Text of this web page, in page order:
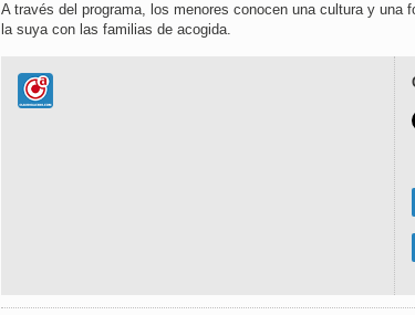
A través del programa, los menores conocen una cultura y una
la suya con las familias de acogida.